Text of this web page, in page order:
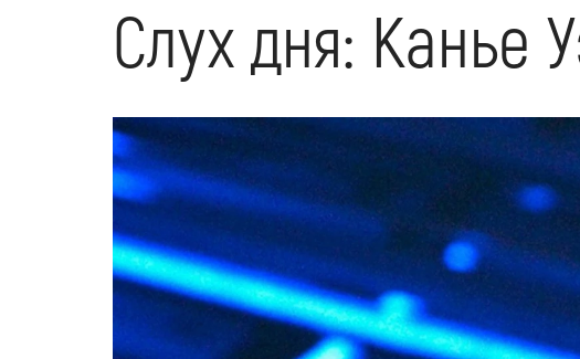
Слух дня: Канье